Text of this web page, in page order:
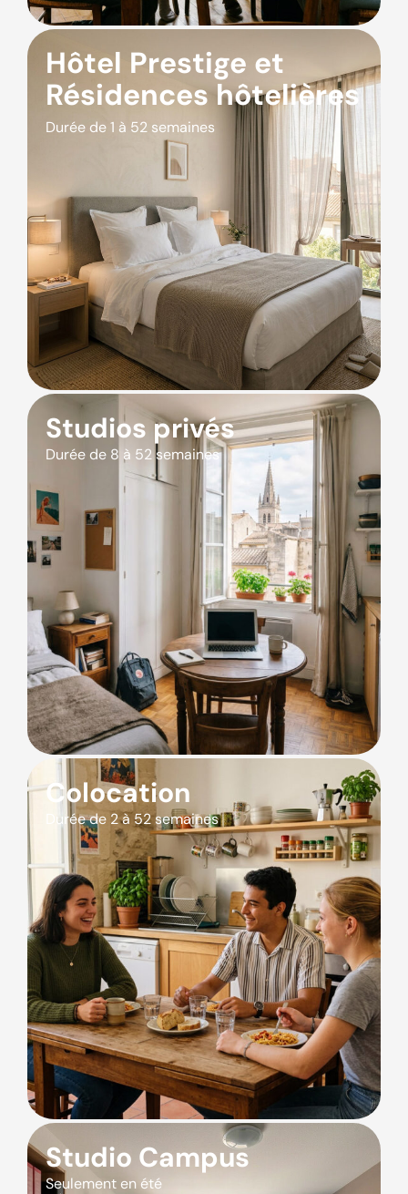
Hôtel Prestige et
Résidences hôtelières
Durée de 1 à 52 semaines
Studios privés
Durée de 8 à 52 semaines
Colocation
Durée de 2 à 52 semaines
Studio Campus
Seulement en été